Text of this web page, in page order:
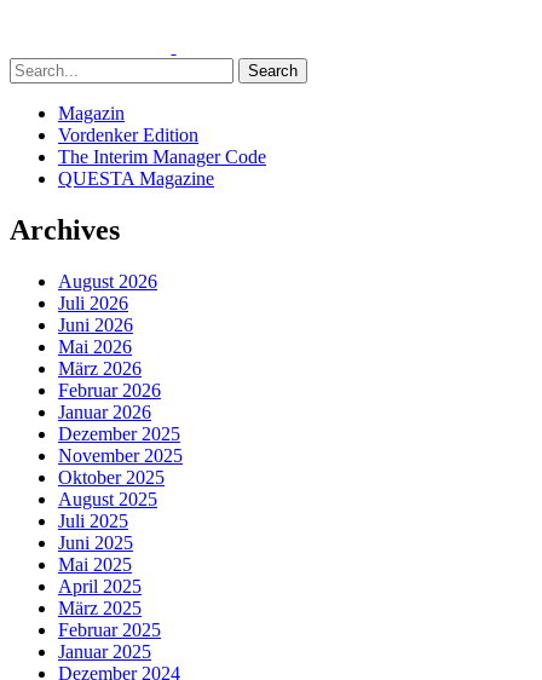
Search
Magazin
Vordenker Edition
The Interim Manager Code
QUESTA Magazine
Archives
August 2026
Juli 2026
Juni 2026
Mai 2026
März 2026
Februar 2026
Januar 2026
Dezember 2025
November 2025
Oktober 2025
August 2025
Juli 2025
Juni 2025
Mai 2025
April 2025
März 2025
Februar 2025
Januar 2025
Dezember 2024